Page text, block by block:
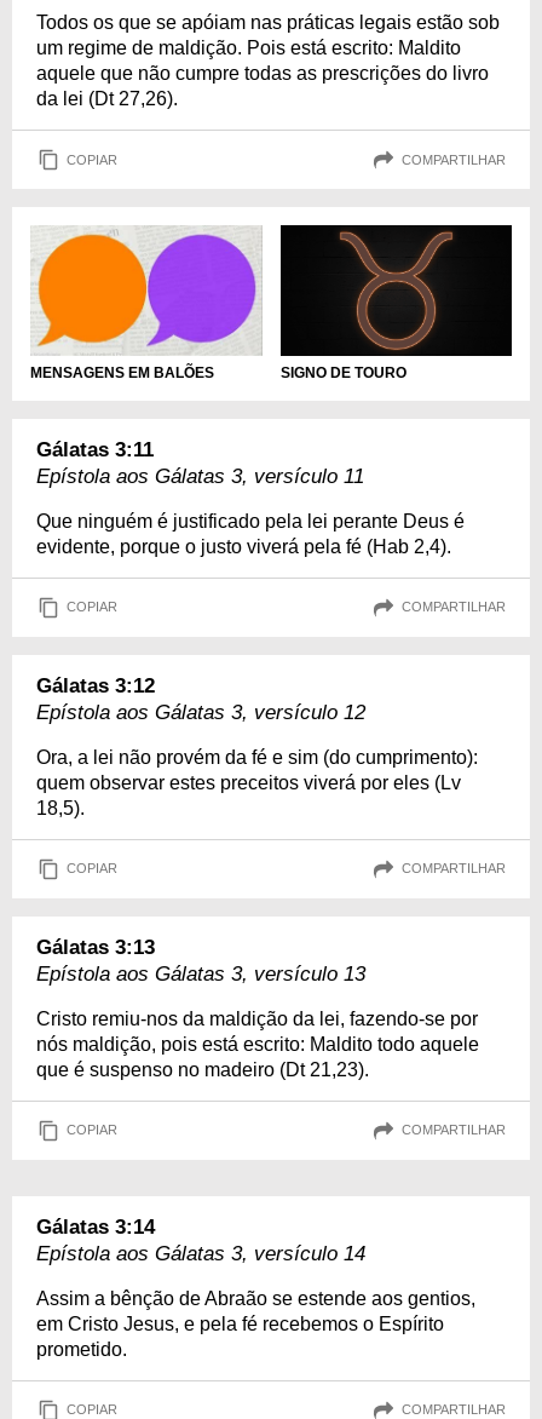
Todos os que se apóiam nas práticas legais estão sob
um regime de maldição. Pois está escrito: Maldito
aquele que não cumpre todas as prescrições do livro
da lei (Dt 27,26).
COPIAR COMPARTILHAR
MENSAGENS EM BALÕES SIGNO DE TOURO
Gálatas 3:11
Epístola aos Gálatas 3, versículo 11
Que ninguém é justificado pela lei perante Deus é
evidente, porque o justo viverá pela fé (Hab 2,4).
COPIAR COMPARTILHAR
Gálatas 3:12
Epístola aos Gálatas 3, versículo 12
Ora, a lei não provém da fé e sim (do cumprimento):
quem observar estes preceitos viverá por eles (Lv
18,5).
COPIAR COMPARTILHAR
Gálatas 3:13
Epístola aos Gálatas 3, versículo 13
Cristo remiu-nos da maldição da lei, fazendo-se por
nós maldição, pois está escrito: Maldito todo aquele
que é suspenso no madeiro (Dt 21,23).
COPIAR COMPARTILHAR
Gálatas 3:14
Epístola aos Gálatas 3, versículo 14
Assim a bênção de Abraão se estende aos gentios,
em Cristo Jesus, e pela fé recebemos o Espírito
prometido.
COPIAR COMPARTILHAR